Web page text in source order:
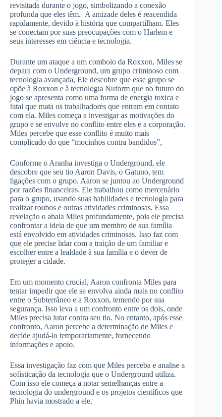
revisitada durante o jogo, simbolizando a conexão
profunda que eles têm. A amizade deles é reacendida
rapidamente, devido à história que compartilham. Eles
se conectam por suas preocupações com o Harlem e
seus interesses em ciência e tecnologia.
Durante um ataque a um comboio da Roxxon, Miles se
depara com o Underground, um grupo criminoso com
tecnologia avançada, Ele descobre que esse grupo se
opõe à Roxxon e à tecnologia Nuform que no futuro do
jogo se apresenta como uma forma de energia toxica e
fatal que mata os trabalhadores que entram em contato
com ela. Miles começa a investigar as motivações do
grupo e se envolve no conflito entre eles e a corporação.
Miles percebe que esse conflito é muito mais
complicado do que “mocinhos contra bandidos”,
Conforme o Aranha investiga o Underground, ele
descobre que seu tio Aaron Davis, o Gatuno, tem
ligações com o grupo. Aaron se juntou ao Underground
por razões financeiras. Ele trabalhou como mercenário
para o grupo, usando suas habilidades e tecnologia para
realizar roubos e outras atividades criminosas. Essa
revelação o abala Miles profundamente, pois ele precisa
confrontar a ideia de que um membro de sua família
está envolvido em atividades criminosas. Isso faz com
que ele precise lidar com a traição de um familiar e
escolher entre a lealdade à sua família e o dever de
proteger a cidade.
Em um momento crucial, Aaron confronta Miles para
tentar impedir que ele se envolva ainda mais no conflito
entre o Subterrâneo e a Roxxon, temendo por sua
segurança. Isso leva a um confronto entre os dois, onde
Miles precisa lutar contra seu tio. No entanto, após esse
confronto, Aaron percebe a determinação de Miles e
decide ajudá-lo temporariamente, fornecendo
informações e apoio.
Essa investigação faz com que Miles perceba e analise a
sofisticação da tecnologia que o Underground utiliza.
Com isso ele começa a notar semelhanças entre a
tecnologia do underground e os projetos científicos que
Phin havia mostrado a ele.